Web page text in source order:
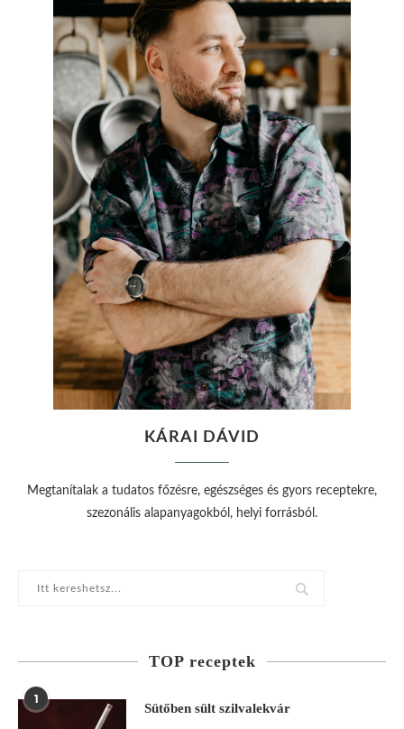
KÁRAI DÁVID
Megtanítalak a tudatos főzésre, egészséges és gyors receptekre,
szezonális alapanyagokból, helyi forrásból.
TOP receptek
1
Sütőben sült szilvalekvár